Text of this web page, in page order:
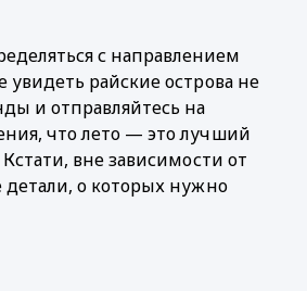
с направлением
увидеть райские острова не
что лето — это лучший
вне зависимости от
детали, о которых нужно